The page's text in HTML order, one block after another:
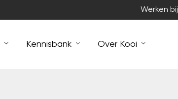
Werken bij
Kennisbank Over Kooi